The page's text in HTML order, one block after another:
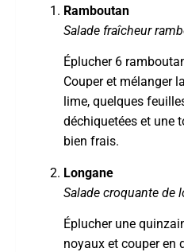
Ramboutan
Salade fraîcheur
Éplucher 6
Couper et mélanger
lime, quelques
déchiquetées et une
bien frais.
Longane
Salade croquante de
Éplucher une
noyaux et couper en